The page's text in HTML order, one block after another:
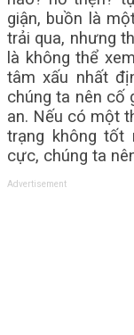
giận, buồn là
trải qua, nhưng
là không thể
tâm xấu nhất
chúng ta nên cố
an. Nếu có một
trạng không tốt
cực, chúng ta
Advertisement